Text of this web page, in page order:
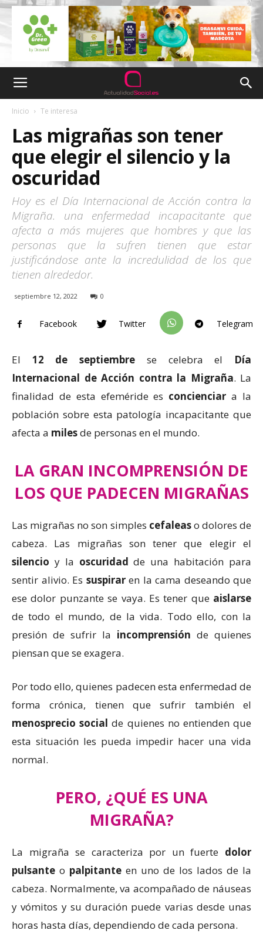
Inicio Te interesa
Las migrañas son tener
que elegir el silencio y la
oscuridad
Hoy es el Día Internacional de Acción contra la
Migraña. una enfermedad incapacitante que
afecta a más mujeres que hombres y que las
personas que la sufren tienen que estar
justificándose ante la incredulidad de los que
tienen alrededor.
septiembre 12, 2022 0
Facebook Twitter Telegram
El 12 de septiembre se celebra el Día
Internacional de Acción contra la Migraña. La
finalidad de esta efeméride es concienciar a la
población sobre esta patología incapacitante que
afecta a milesde personas en el mundo.
LA GRAN INCOMPRENSIÓN DE
LOS QUE PADECEN MIGRAÑAS
Las migrañas no son simples cefaleaso dolores de
cabeza. Las migrañas son tener que elegir el
silencio y la oscuridad de una habitación para
sentir alivio. Es suspiraren la cama deseando que
ese dolor punzante se vaya. Es tener que aislarse
de todo el mundo, de la vida. Todo ello, con la
presión de sufrir la incomprensión de quienes
piensan que se exagera.
Por todo ello, quienes padecen esta enfermedad de
forma crónica, tienen que sufrir también el
menosprecio social de quienes no entienden que
esta situación les pueda impedir hacer una vida
normal.
PERO, ¿QUÉ ES UNA
MIGRAÑA?
La migraña se caracteriza por un fuerte dolor
pulsante o palpitante en uno de los lados de la
cabeza. Normalmente, va acompañado de náuseas
y vómitos y su duración puede varias desde unas
horas hasta días, dependiendo de cada persona.